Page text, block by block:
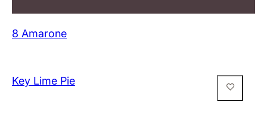
8 Amarone
Key Lime Pie